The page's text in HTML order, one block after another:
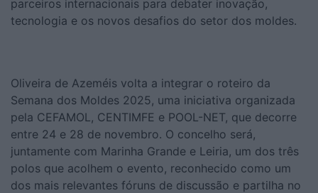
parceiros internacionais para debater inovação,
tecnologia e os novos desafios do setor dos moldes.
Oliveira de Azeméis volta a integrar o roteiro da
Semana dos Moldes 2025, uma iniciativa organizada
pela CEFAMOL, CENTIMFE e POOL-NET, que decorre
entre 24 e 28 de novembro. O concelho será,
juntamente com Marinha Grande e Leiria, um dos três
polos que acolhem o evento, reconhecido como um
dos mais relevantes fóruns de discussão e partilha no